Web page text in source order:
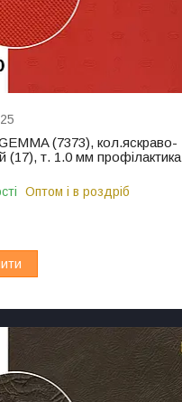
(7373), кол.яскраво-
(17), т. 1.0 мм профілактика
Оптом і в роздріб